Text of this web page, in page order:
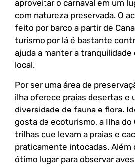
aproveitar o carnaval em um
com natureza preservada. O
feito por barco a partir de
turismo por lá é bastante
ajuda a manter a tranquilidade
local.
Por ser uma área de
ilha oferece praias desertas e
diversidade de fauna e flora.
gosta de ecoturismo, a Ilha do
trilhas que levam a praias e
praticamente intocadas. Além
ótimo lugar para observar